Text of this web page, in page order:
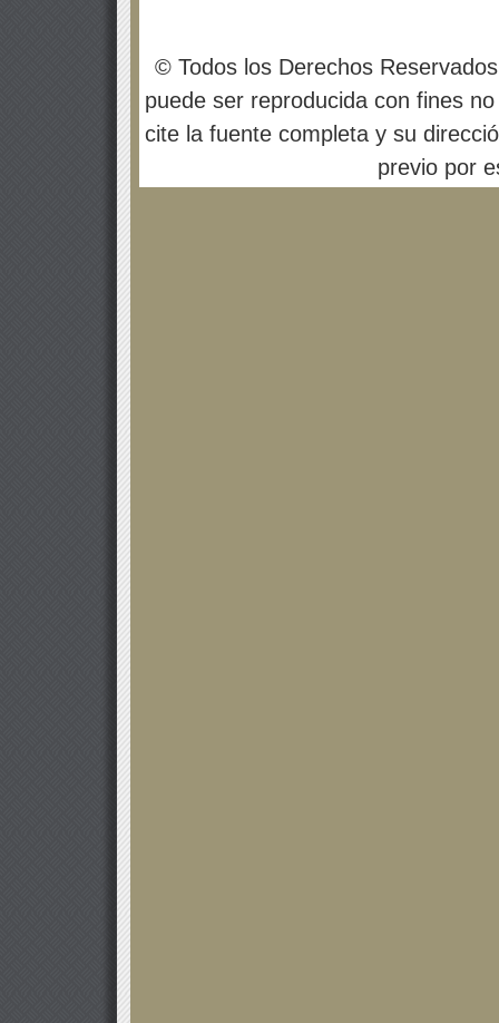
© Todos los Derechos
puede ser reproducida con fines
cite la fuente completa y su
previo por